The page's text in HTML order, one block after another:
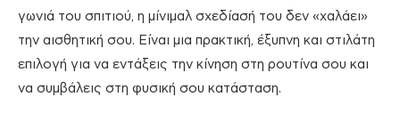
γωνιά του σπιτιού, η μίνιμαλ σχεδίασή του δεν «χαλάει»
την αισθητική σου. Είναι μια πρακτική, έξυπνη και στιλάτη
επιλογή για να εντάξεις την κίνηση στη ρουτίνα σου και
να συμβάλεις στη φυσική σου κατάσταση.